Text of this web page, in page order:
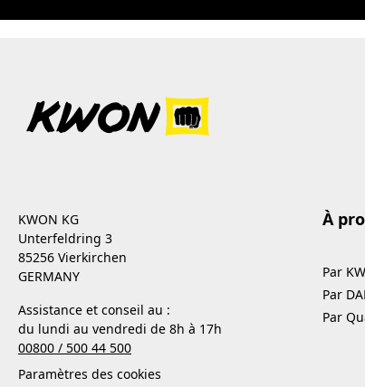
KWON KG
Unterfeldring 3
85256 Vierkirchen
GERMANY
Assistance et conseil au :
du lundi au vendredi de 8h à 17h
00800 / 500 44 500
Paramètres des cookies
À
Par
Par
Par